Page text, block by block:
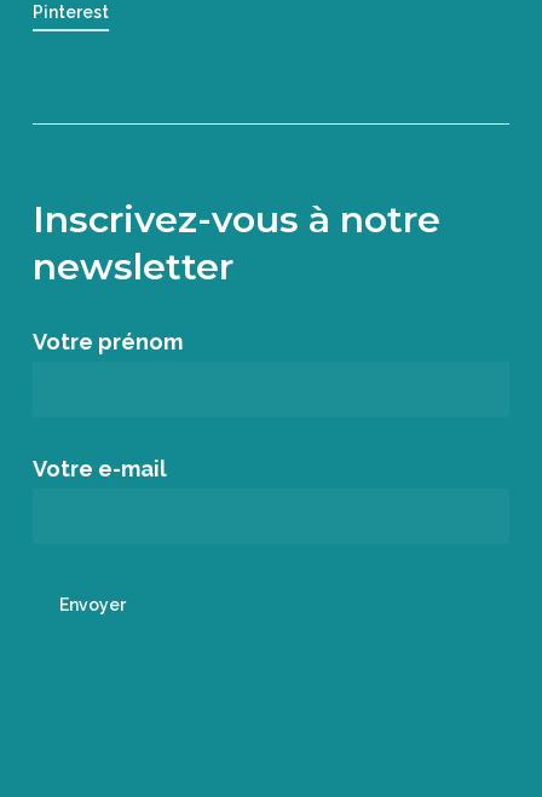
Pinterest
Inscrivez-vous à notre
newsletter
Votre prénom
Votre e-mail